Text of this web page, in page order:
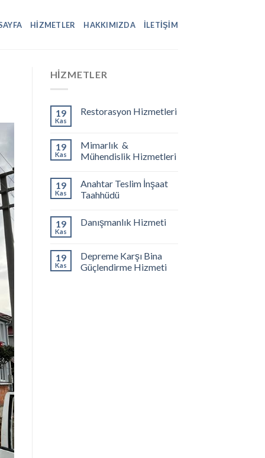
HIZMETLER HAKKIMIZDA İLETIŞIM
HIZMETLER
19
Kas
Restorasyon Hizmetleri
19
Kas
Mimarlık &
Mühendislik Hizmetleri
19
Kas
Anahtar Teslim İnşaat
Taahhüdü
19
Kas
Danışmanlık Hizmeti
19
Kas
Depreme Karşı Bina
Güçlendirme Hizmeti